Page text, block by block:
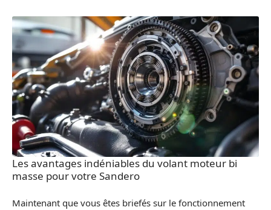
Les avantages indéniables du volant moteur bi
masse pour votre Sandero
Maintenant que vous êtes briefés sur le fonctionnement